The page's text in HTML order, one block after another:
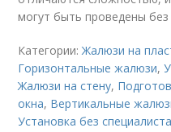
могут быть проведены без
Категории:Жалюзи на
Горизонтальные жалюзи,
Жалюзи на стену,
окна, Вертикальные
Установка без специалиста